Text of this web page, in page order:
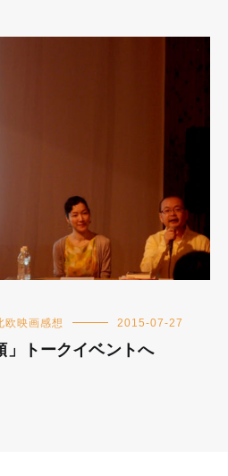
欧映画感想 2015-07-27
」トークイベントへ